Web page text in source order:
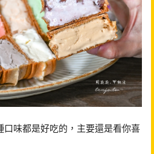
口味都是好吃的，主要還是看你喜